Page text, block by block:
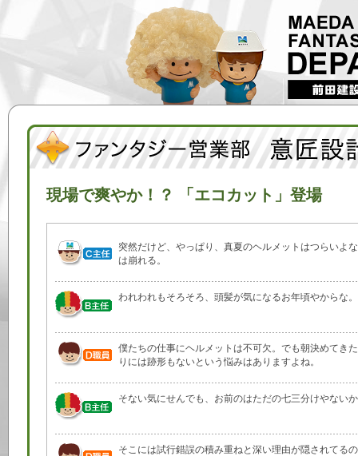
現場で爽やか！？ 「エコカット」登場
突然だけど、やっぱり、真夏のヘルメットはつらいよ
は崩れる。
われわれもそろそろ、頭髪が気になるお年頃やからな。
僕たちの仕事にヘルメットは不可欠。でも朝決めてき
りには跡形もないという悩みはありますよね。
そない気にせんでも、お前のはただの七三分けやない
そこには試行錯誤の積み重ねと深い理由が隠されてる